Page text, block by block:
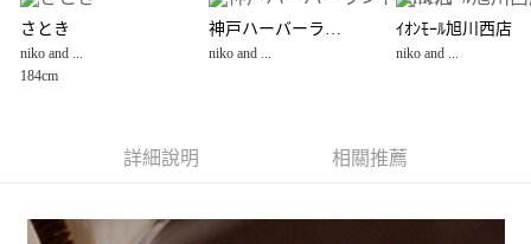
【大哥付你分期使用說明】
1.本服務由台灣大哥大提供，台灣大哥大用戶可立即使用無須另外申請。
2.付款方式選擇「大哥付你分期」，訂單成立後會自動跳轉到大哥付的交易
3.實際核准額度、可分期數及費用金額請依後續交易確認頁面所載為準。
4.訂單成立30分鐘內，如未前往確認交易或遇審核未通過，訂單將自動取
【繳款方式說明】
AFTEE先享後付
３．安心：先確認商品／服務後，再付款。
每筆NT$80，滿NT$1,500(含以上)免運費
さとき
niko and ...
184cm
神戸ハーバーランドumie店
niko and ...
ｲｵﾝﾓｰﾙ旭川西店
niko and ...
詳細說明 相關推薦